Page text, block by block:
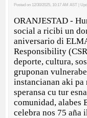
Posted on 12/30/2025, 10:17 AM AST |
ORANJESTAD -
social a ricibi un
aniversario di
Responsibility
deporte, cultura,
gruponan
instancianan aki
speransa cu tur
comunidad, alabes
celebra nos 75 aña